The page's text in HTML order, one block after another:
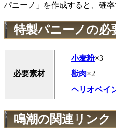
パニーノ」を作成すると、確率
特製パニーノの必
必要素材
小麦粉×3
獣肉×2
ヘリオベイ
鳴潮の関連リンク